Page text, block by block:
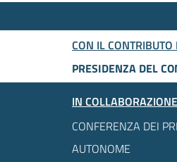
CON IL CONTRIBUTO
PRESIDENZA DEL
IN
CONFERENZA DEI
AUTONOME